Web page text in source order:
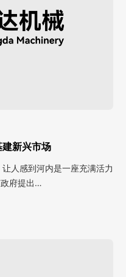
新兴市场
人感到河内是一座充满活力
府提出…